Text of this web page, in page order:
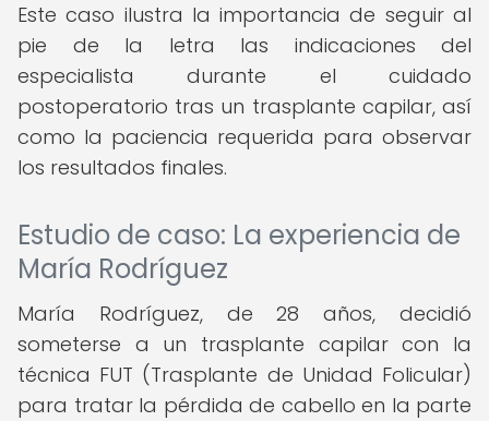
Este caso ilustra la importancia de seguir al
pie de la letra las indicaciones del
especialista durante el cuidado
postoperatorio tras un trasplante capilar, así
como la paciencia requerida para observar
los resultados finales.
Estudio de caso: La experiencia de
María Rodríguez
María Rodríguez, de 28 años, decidió
someterse a un trasplante capilar con la
técnica FUT (Trasplante de Unidad Folicular)
para tratar la pérdida de cabello en la parte